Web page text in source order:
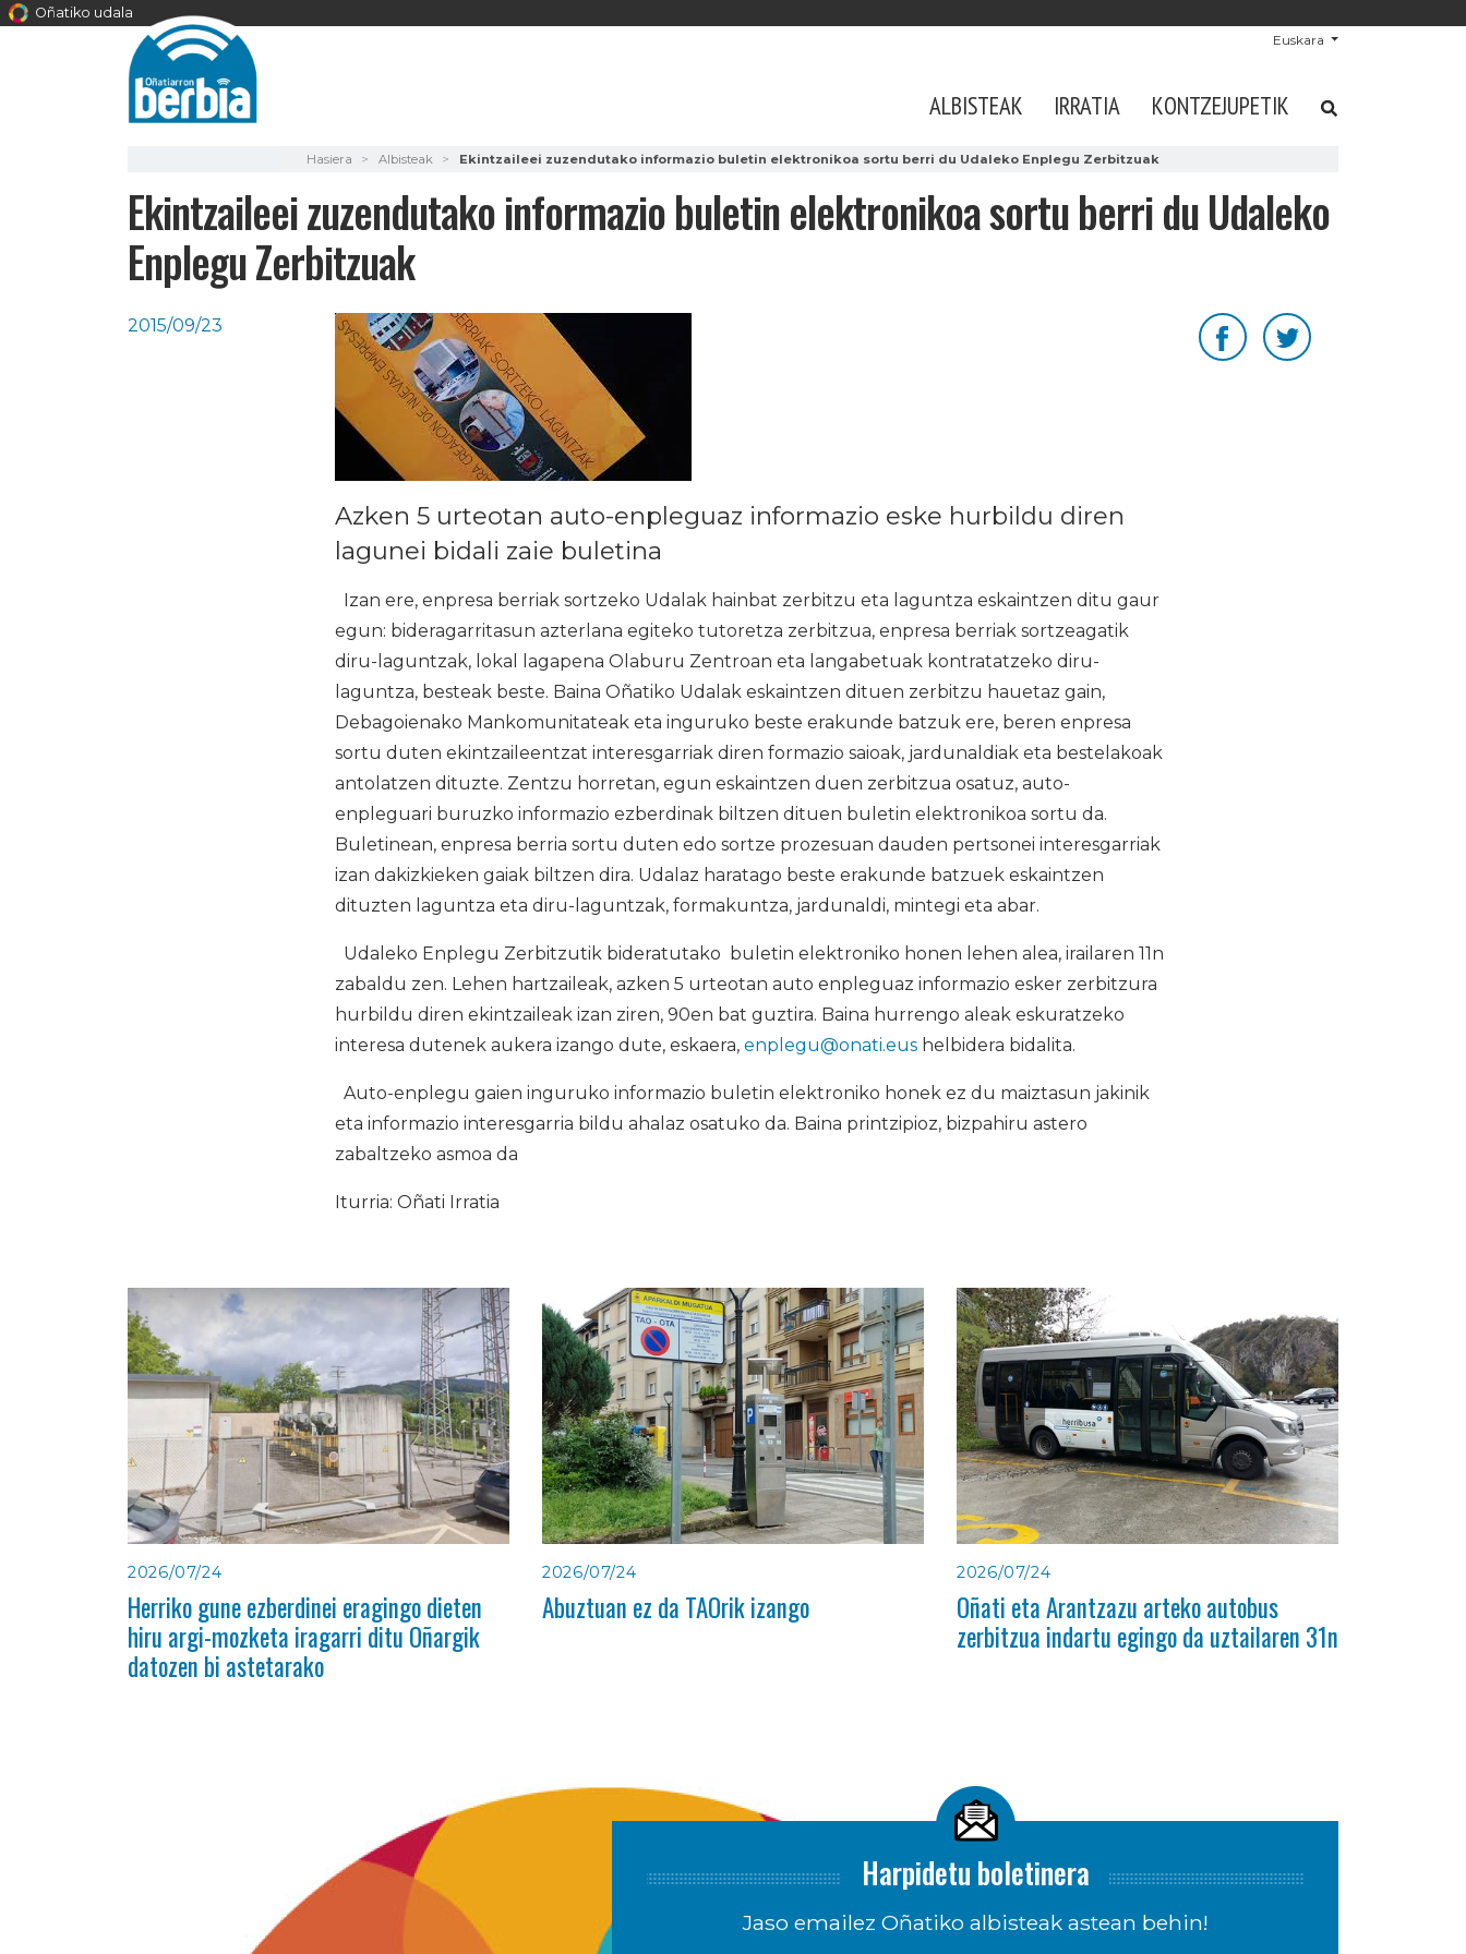
Oñatiko udala
Euskara
ALBISTEAK IRRATIA KONTZEJUPETIK
Hasiera Albisteak Ekintzaileei zuzendutako informazio buletin elektronikoa sortu berri du Udaleko Enplegu Zerbitzuak
Ekintzaileei zuzendutako informazio buletin elektronikoa sortu berri du Udaleko
Enplegu Zerbitzuak
2015/09/23
Azken 5 urteotan auto-enpleguaz informazio eske hurbildu diren
lagunei bidali zaie buletina
Izan ere, enpresa berriak sortzeko Udalak hainbat zerbitzu eta laguntza eskaintzen ditu gaur
egun: bideragarritasun azterlana egiteko tutoretza zerbitzua, enpresa berriak sortzeagatik
diru-laguntzak, lokal lagapena Olaburu Zentroan eta langabetuak kontratatzeko diru-
laguntza, besteak beste. Baina Oñatiko Udalak eskaintzen dituen zerbitzu hauetaz gain,
Debagoienako Mankomunitateak eta inguruko beste erakunde batzuk ere, beren enpresa
sortu duten ekintzaileentzat interesgarriak diren formazio saioak, jardunaldiak eta bestelakoak
antolatzen dituzte. Zentzu horretan, egun eskaintzen duen zerbitzua osatuz, auto-
enpleguari buruzko informazio ezberdinak biltzen dituen buletin elektronikoa sortu da.
Buletinean, enpresa berria sortu duten edo sortze prozesuan dauden pertsonei interesgarriak
izan dakizkieken gaiak biltzen dira. Udalaz haratago beste erakunde batzuek eskaintzen
dituzten laguntza eta diru-laguntzak, formakuntza, jardunaldi, mintegi eta abar.
Udaleko Enplegu Zerbitzutik bideratutako buletin elektroniko honen lehen alea, irailaren 11n
zabaldu zen. Lehen hartzaileak, azken 5 urteotan auto enpleguaz informazio esker zerbitzura
hurbildu diren ekintzaileak izan ziren, 90en bat guztira. Baina hurrengo aleak eskuratzeko
interesa dutenek aukera izango dute, eskaera, enplegu@onati.eus helbidera bidalita.
Auto-enplegu gaien inguruko informazio buletin elektroniko honek ez du maiztasun jakinik
eta informazio interesgarria bildu ahalaz osatuko da. Baina printzipioz, bizpahiru astero
zabaltzeko asmoa da
Iturria: Oñati Irratia
2026/07/24
Herriko gune ezberdinei eragingo dieten
hiru argi-mozketa iragarri ditu Oñargik
datozen bi astetarako
2026/07/24
Abuztuan ez da TAOrik izango
2026/07/24
Oñati eta Arantzazu arteko autobus
zerbitzua indartu egingo da uztailaren 31n
Harpidetu boletinera
Jaso emailez Oñatiko albisteak astean behin!